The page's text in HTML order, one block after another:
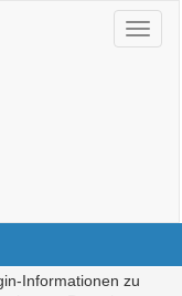
Informationen zu